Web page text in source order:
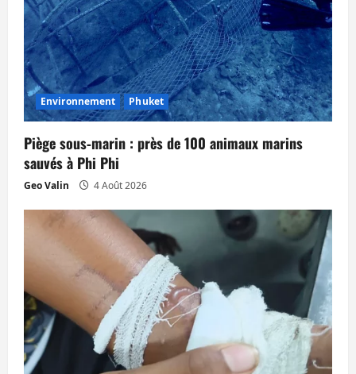
Environnement Phuket
Piège sous‑marin : près de 100 animaux marins
sauvés à Phi Phi
Geo Valin 4 Août 2026